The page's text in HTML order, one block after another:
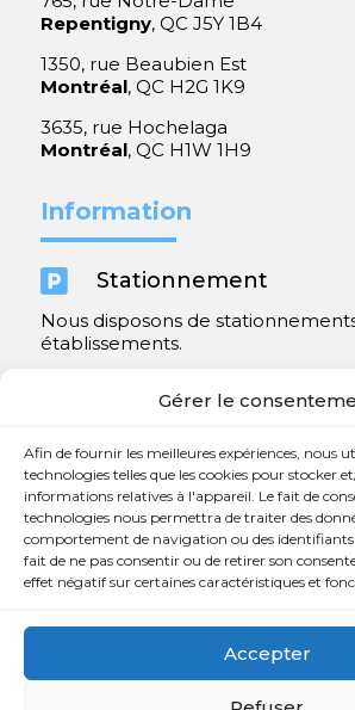
Gérer le
Afin de fournir les meilleures expériences, nous
technologies telles que les cookies pour stocker
informations relatives à l'appareil. Le fait de
technologies nous permettra de traiter des
comportement de navigation ou des identifiants
fait de ne pas consentir ou de retirer son
effet négatif sur certaines caractéristiques et
Accepter
Repentigny, QC J5Y 1B4
1350, rue Beaubien Est
Montréal, QC H2G 1K9
3635, rue Hochelaga
Montréal, QC H1W 1H9
Information
 Stationnement
Nous disposons de
établissements.
Contact
 450 654-3342

765, rue Notre-Dame